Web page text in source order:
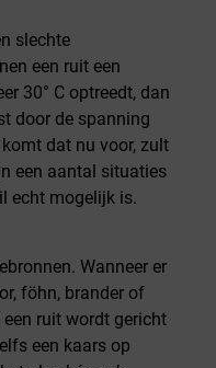
slechte
een ruit een
30° C optreedt, dan
door de spanning
dat nu voor, zult
een aantal situaties
echt mogelijk is.
Wanneer er
föhn, brander of
ruit wordt gericht
een kaars op